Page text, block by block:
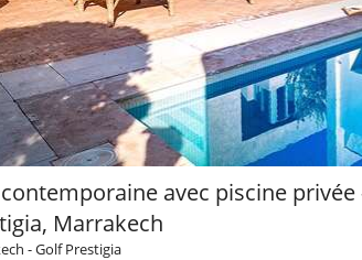
avec piscine privée
Marrakech
- Golf Prestigia